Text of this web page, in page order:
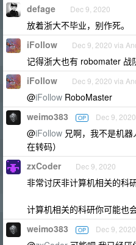
defage Dec 9, 2020
放着浙大不毕业，别作死。
iFollow Dec 9, 2020 via
记得浙大也有 robomater 战
iFollow Dec 9, 2020 via
@iFollow RoboMaster
weimo383 OP Dec 9,
@iFollow 兄啊，我不是机
在转码）
zxCoder Dec 9, 2020
非常讨厌非计算机相关的科
计算机相关的科研你可能也
weimo383 OP Dec 9,